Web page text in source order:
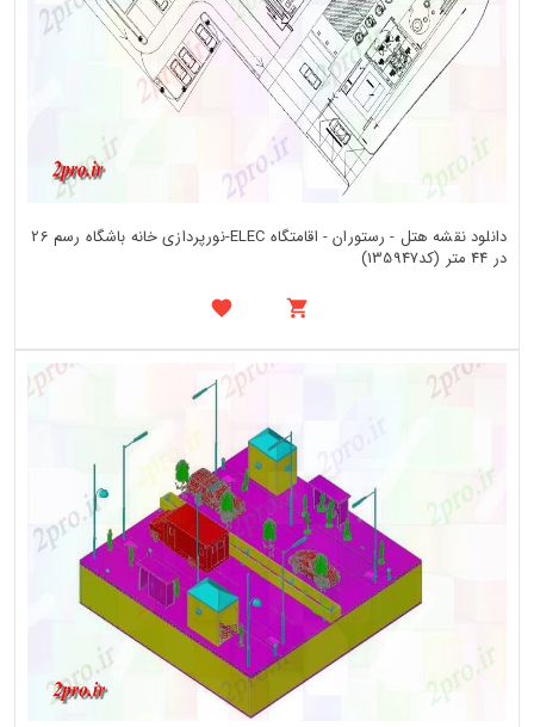
دانلود نقشه هتل - رستوران - اقامتگاه ELEC-نورپردازی خانه باشگاه رسم 26
در 44 متر (کد135947)